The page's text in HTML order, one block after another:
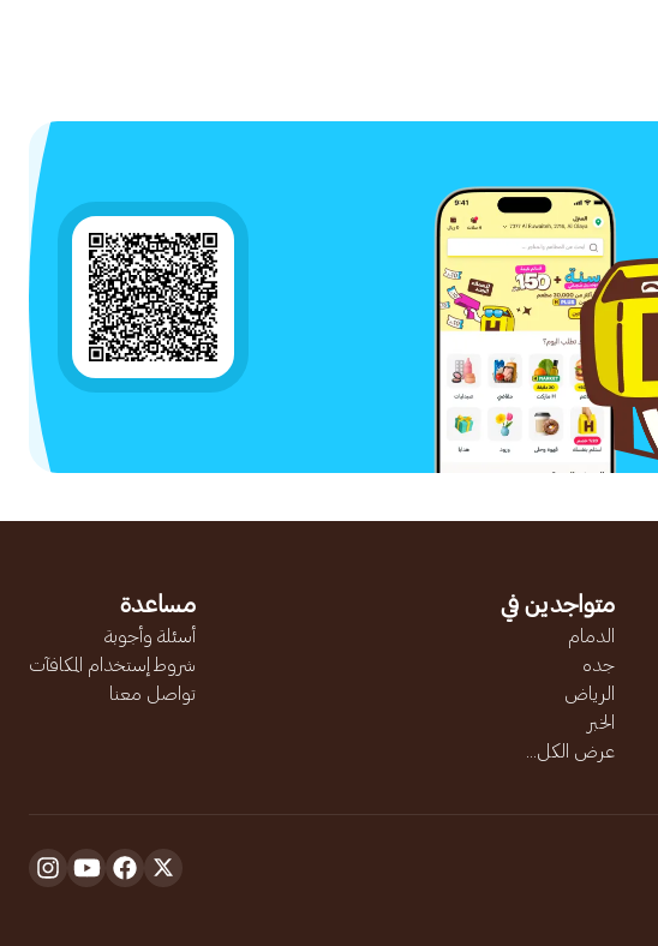
متواجدين في
الدمام
جده
الرياض
الخبر
عرض الكل...
مساعدة
أسئلة وأجوبة
شروط إستخدام المكافآت
تواصل معنا